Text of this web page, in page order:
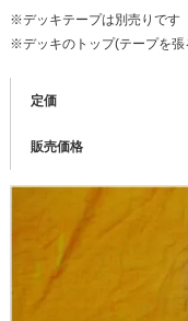
※デッキテープは別売りです
※デッキのトップ(テープを張
定価
販売価格